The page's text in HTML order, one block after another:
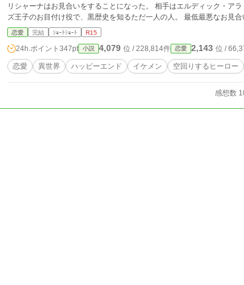
リシャーナはお見合いをすることになった。 相手はエルディック・アラド。侯爵家の嫡男であり、かつてリシャーナに告白をしたク
ズ王子のお目付け役で、黒歴
恋愛 完結 ｼｮｰﾄｼｮｰﾄ R15
24h.ポイント 347pt 小説 4,079 位 / 228,814件 恋愛 2,143 位 /
恋愛 異世界 ハッピーエンド イケメン 空回りするヒーロー
感想数